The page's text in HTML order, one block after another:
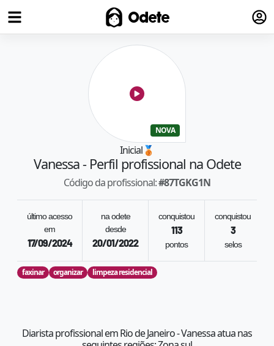
Odete
NOVA
Inicial🥉
Vanessa- Perfil profissional na Odete
Código da profissional:#87TGKG1N
último acesso
em
17/09/2024
na odete
desde
20/01/2022
conquistou
113
pontos
conquistou
3
selos
faxinar organizar limpeza residencial
Diarista profissional em Rio de Janeiro - Vanessa atua nas